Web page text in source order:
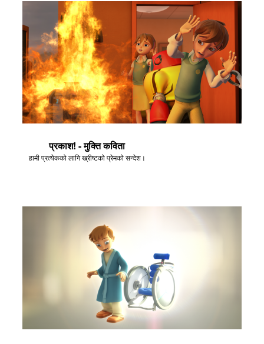
प्रकाश! - मुक्ति कविता
हामी प्रत्येकको लागि ख्रीष्टको प्रेमको सन्देश।